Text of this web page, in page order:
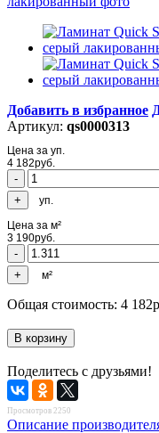
Добавить в избранное
Артикул: qs0000313
Цена за уп.
4 182руб.
уп.
Цена за м²
3 190руб.
м²
Общая стоимость: 4 182
Поделитесь с друзьями!
Просмотров 2250
Описание